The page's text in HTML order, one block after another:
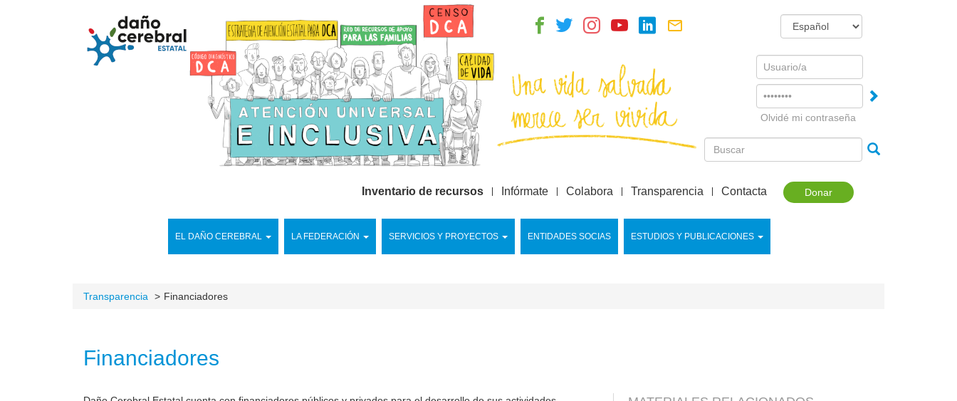
Username
Olvidé mi contraseña
Donar
EL DAÑO CEREBRAL LA FEDERACIÓN SERVICIOS Y PROYECTOS ENTIDADES SOCIAS ESTUDIOS Y PUBLICACIONES
Inventario de recursos Infórmate Colabora Transparencia Contacta
Transparencia Financiadores
Financiadores